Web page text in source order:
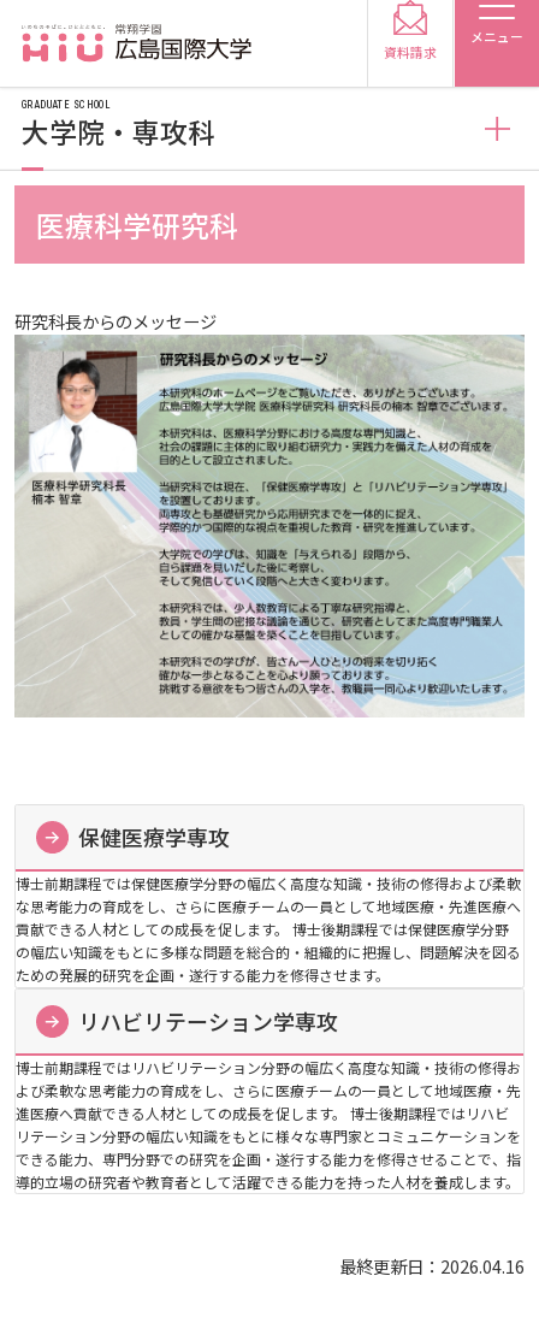
メニュー
受験生の方
受験生の保護者の方
在学生の方 卒業生の方
保護者の方 採用担当の方
広島国際大学の概要
建学の精神
将来像
教育に関する基本方針
アドミッション・ポリシー
アドミッション・ポリシー（2027年度以降入学
生）
アドミッション・ポリシー（2024～2026年度入学
生）
カリキュラム・ポリシー
カリキュラム・ポリシー（2024年度以降入学生）
カリキュラム・ポリシー（2023年度入学生）
カリキュラム・ポリシー（2020～2022年度入学
ディプロマ・ポリシー
ディプロマ・ポリシー（2024年度入学生）
ディプロマ・ポリシー（2020～2023年度入学生）
沿革
情報の公表
研究者要覧
大学基礎データ
学費・入学金等費用について
学生生活支援について
就職支援について
動物実験に関する情報について
規定・教育課程・シラバス
広島国際大学施設等貸与内規
別表第1・第2 様式第1・第2
広島国際大学倫理委員会規定
施設案内
施設紹介
東広島・呉キャンパス施設 名称・愛称
施設を動画で紹介
キャンパスの歴史を振り返る
大学広報
プレスリリース
メディア掲載情報
SNS公式アカウント
ハラスメントについて
SDGsについて
入試情報
入試最新情報
職の種BOOK
資料請求
窓口での資料受取りについて
関連情報
交通アクセス
学園・姉妹校のご案内
お問い合わせ
学部
総合リハビリテーション学部
健康スポーツ学部
健康科学部
看護学部
薬学部
医療科学研究科
保健医療学専攻
リハビリテーション学専攻
健康科学研究科
医療福祉学専攻
医療経営学専攻
心理学専攻
看護学研究科
看護学専攻
薬学研究科
助産学専攻科
就職・キャリア支援
就職支援
就業力育成プログラム
エクステンション講座
開講講座
就職データ
産官学連携
研究連携相談
研究者要覧
研究者情報（学会賞・研究者インタビュー）
地域連携
公開講座
公開講座
高大連携
国際交流
国際化ビジョン
アクセス
資料請求
医療科学研究科
研究科長からのメッセージ
保健医療学専攻
博士前期課程では保健医療学分野の幅広く高度な知識・技術の修得および柔軟
な思考能力の育成をし、さらに医療チームの一員として地域医療・先進医療へ
貢献できる人材としての成長を促します。 博士後期課程では保健医療学分野
の幅広い知識をもとに多様な問題を総合的・組織的に把握し、問題解決を図る
ための発展的研究を企画・遂行する能力を修得させます。
リハビリテーション学専攻
博士前期課程ではリハビリテーション分野の幅広く高度な知識・技術の修得お
よび柔軟な思考能力の育成をし、さらに医療チームの一員として地域医療・先
進医療へ貢献できる人材としての成長を促します。 博士後期課程ではリハビ
リテーション分野の幅広い知識をもとに様々な専門家とコミュニケーションを
できる能力、専門分野での研究を企画・遂行する能力を修得させることで、指
導的立場の研究者や教育者として活躍できる能力を持った人材を養成します。
最終更新日：2026.04.16
GRADUATE SCHOOL
大学院・専攻科
大学院・専攻科
保健医療学専攻
リハビリテーション学専攻
健康科学研究科
医療福祉学専攻
医療経営学専攻
心理学専攻
看護学研究科
看護学専攻
薬学研究科
助産学専攻科